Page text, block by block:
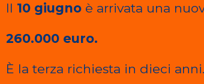
Il 10 giugno è arrivata una
260.000 euro.
È la terza richiesta in dieci anni.